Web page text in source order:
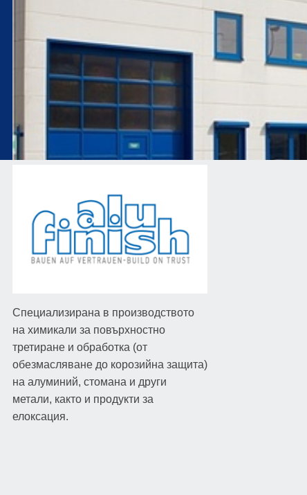
Специализирана в производството
на химикали за повърхностно
третиране и обработка (от
обезмасляване до корозийна защита)
на алуминий, стомана и други
метали, както и продукти за
елоксация.